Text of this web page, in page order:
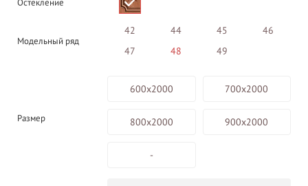
Остекление
Модельный ряд
42 44 45
46
47
48 49
Размер
600х2000 700х2000
800х2000 900х2000
-